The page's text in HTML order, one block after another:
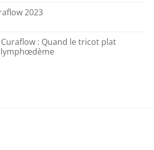
2023
: Quand le tricot plat